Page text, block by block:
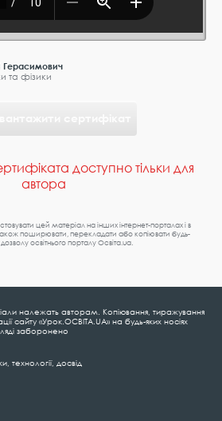
Герасимович
та фізики
доступно тільки для
автора
цей матеріал на інших інтернет-порталах і в
поширювати, перекладати або копіювати будь-
освітнього порталу Освіта.ua.
належать авторам. Копіювання, тиражування
сайту «Урок.ОСВІТА.UA» на будь-яких носіях
заборонено
технології, досвід